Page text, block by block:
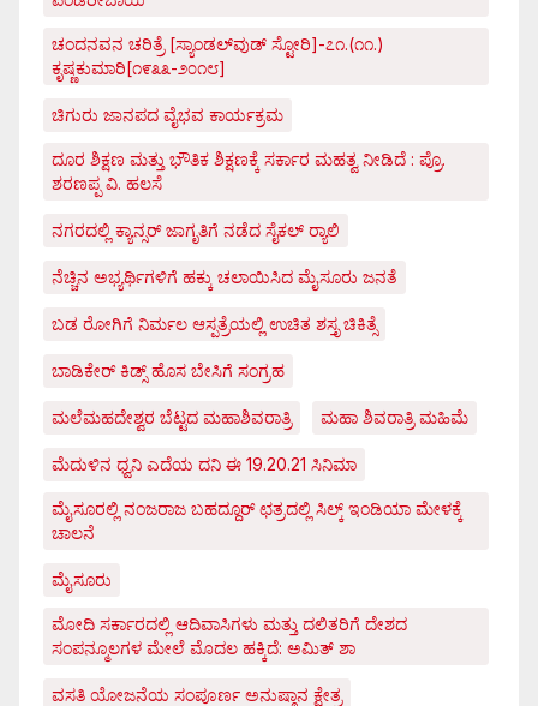
ಚಂದನವನ ಚರಿತ್ರೆ [ಸ್ಯಾಂಡಲ್‌ವುಡ್ ಸ್ಟೋರಿ]-೭೧.(೧೧.)
ಕೃಷ್ಣಕುಮಾರಿ[೧೯೩೩-೨೦೧೮]
ಚಿಗುರು ಜಾನಪದ ವೈಭವ ಕಾರ್ಯಕ್ರಮ
ದೂರ ಶಿಕ್ಷಣ ಮತ್ತು ಭೌತಿಕ ಶಿಕ್ಷಣಕ್ಕೆ ಸರ್ಕಾರ ಮಹತ್ವ ನೀಡಿದೆ : ಪ್ರೊ.
ಶರಣಪ್ಪ ವಿ. ಹಲಸೆ
ನಗರದಲ್ಲಿ ಕ್ಯಾನ್ಸರ್ ಜಾಗೃತಿಗೆ ನಡೆದ ಸೈಕಲ್ ರ್‍ಯಾಲಿ
ನೆಚ್ಚಿನ ಅಭ್ಯರ್ಥಿಗಳಿಗೆ ಹಕ್ಕು ಚಲಾಯಿಸಿದ ಮೈಸೂರು ಜನತೆ
ಬಡ ರೋಗಿಗೆ ನಿರ್ಮಲ ಆಸ್ಪತ್ರೆಯಲ್ಲಿ ಉಚಿತ ಶಸ್ತೃ ಚಿಕಿತ್ಸೆ
ಬಾಡಿಕೇರ್ ಕಿಡ್ಸ್ ಹೊಸ ಬೇಸಿಗೆ ಸಂಗ್ರಹ
ಮಲೆಮಹದೇಶ್ವರ ಬೆಟ್ಟದ ಮಹಾಶಿವರಾತ್ರಿ ಮಹಾ ಶಿವರಾತ್ರಿ ಮಹಿಮೆ
ಮೆದುಳಿನ ಧ್ವನಿ ಎದೆಯ ದನಿ ಈ 19.20.21 ಸಿನಿಮಾ
ಮೈಸೂರಲ್ಲಿ ನಂಜರಾಜ ಬಹದ್ದೂರ್ ಛತ್ರದಲ್ಲಿ ಸಿಲ್ಕ್ ಇಂಡಿಯಾ ಮೇಳಕ್ಕೆ
ಚಾಲನೆ
ಮೈಸೂರು
ಮೋದಿ ಸರ್ಕಾರದಲ್ಲಿ ಆದಿವಾಸಿಗಳು ಮತ್ತು ದಲಿತರಿಗೆ ದೇಶದ
ಸಂಪನ್ಮೂಲಗಳ ಮೇಲೆ ಮೊದಲ ಹಕ್ಕಿದೆ: ಅಮಿತ್ ಶಾ
ವಸತಿ ಯೋಜನೆಯ ಸಂಪೂರ್ಣ ಅನುಷ್ಠಾನ ಕ್ಷೇತ್ರ